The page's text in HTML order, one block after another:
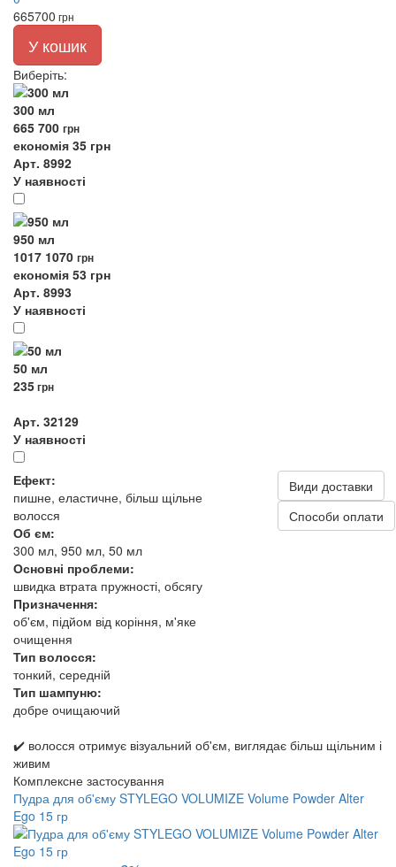
665700 грн
У кошик
Виберіть:
300 мл
665 700 грн
економія 35 грн
Арт. 8992
У наявності
950 мл
1017 1070 грн
економія 53 грн
Арт. 8993
У наявності
50 мл
235грн
Арт. 32129
У наявності
Ефект:
пишне, еластичне, більш щільне
волосся
Об єм:
300 мл, 950 мл, 50 мл
Основні проблеми:
швидка втрата пружності, обсягу
Призначення:
об'єм, підйом від коріння, м'яке
очищення
Тип волосся:
тонкий, середній
Тип шампуню:
добре очищаючий
Види доставки
Способи оплати
✔️ волосся отримує візуальний об'єм, виглядає більш щільним і
живим
Комплексне застосування
Пудра для об'єму STYLEGO VOLUMIZE Volume Powder Alter
Ego 15 гр